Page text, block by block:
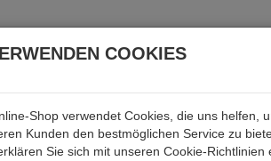
& Akkus Audio & Video
COOKIES
Shop verwendet Cookies, die uns helfen,
Kunden den bestmöglichen Service zu
Sie sich mit unseren Cookie-Richtlinien